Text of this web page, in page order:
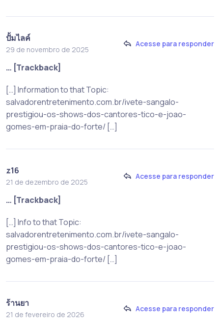
ปั้มไลค์
29 de novembro de 2025
Acesse para responder
… [Trackback]
[…] Information to that Topic:
salvadorentretenimento.com.br/ivete-sangalo-
prestigiou-os-shows-dos-cantores-tico-e-joao-
gomes-em-praia-do-forte/ […]
z16
21 de dezembro de 2025
Acesse para responder
… [Trackback]
[…] Info to that Topic:
salvadorentretenimento.com.br/ivete-sangalo-
prestigiou-os-shows-dos-cantores-tico-e-joao-
gomes-em-praia-do-forte/ […]
ร้านยา
21 de fevereiro de 2026
Acesse para responder